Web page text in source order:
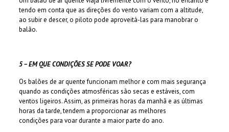
tendo em conta que as direções do vento variam com a altitude,
ao subir e descer, o piloto pode aproveitá-las para manobrar o
balão.
5 – EM QUE CONDIÇÕES SE PODE VOAR?
Os balões de ar quente funcionam melhor e com mais segurança
quando as condições atmosféricas são secas e estáveis, com
ventos ligeiros. Assim, as primeiras horas da manhã e as últimas
horas da tarde, tendem a proporcionar as melhores
condições para voar durante a maior parte do ano.